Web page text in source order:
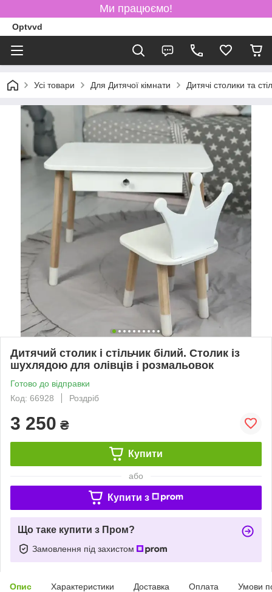
Ми працюємо!
Optvvd
Усі товари Для Дитячої кімнати Дитячі столики та
Дитячий столик і стільчик білий. Столик із
шухлядою для олівців і розмальовок
Готово до відправки
Код: 66928
Роздріб
3 250 ₴
Купити
або
Купити з
Що таке купити з Пром?
Замовлення під захистом
Опис Характеристики Доставка Оплата Умови